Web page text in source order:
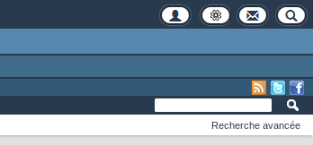
Recherche avancée